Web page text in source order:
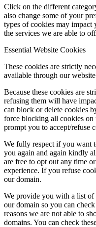
Click on the different
also change some of your
types of cookies may impact
the services we are able to
Essential Website Cookies
These cookies are strictly
available through our
Because these cookies are
refusing them will have
can block or delete cookies
force blocking all cookies
prompt you to accept/refuse
We fully respect if you want
you again and again kindly
are free to opt out any time
experience. If you refuse
our domain.
We provide you with a list of
our domain so you can
reasons we are not able to
domains. You can check